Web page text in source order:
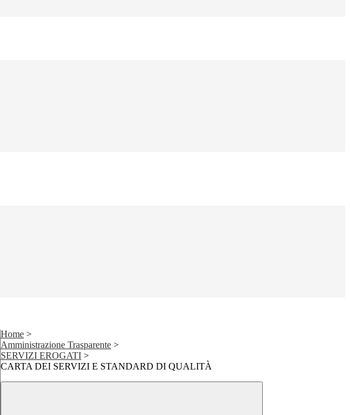
Home >
Amministrazione Trasparente >
SERVIZI EROGATI >
CARTA DEI SERVIZI E STANDARD DI QUALITÀ